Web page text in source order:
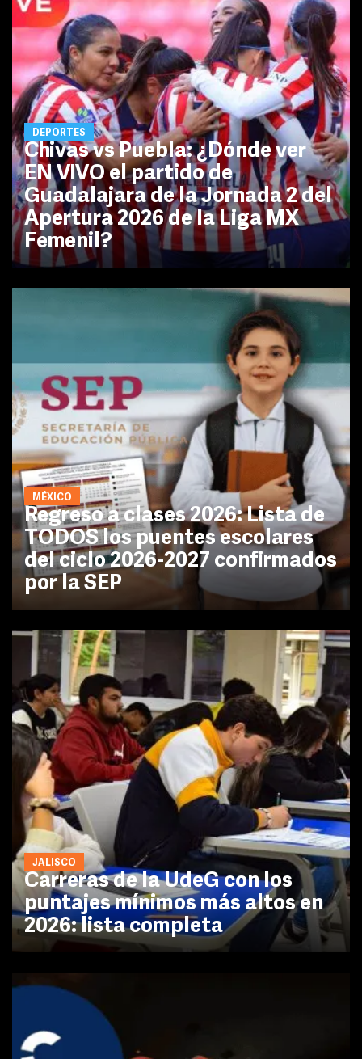
DEPORTES
Chivas vs Puebla: ¿Dónde ver
EN VIVO el partido de
Guadalajara de la Jornada 2 del
Apertura 2026 de la Liga MX
Femenil?
MÉXICO
Regreso a clases 2026: Lista de
TODOS los puentes escolares
del ciclo 2026-2027 confirmados
por la SEP
JALISCO
Carreras de la UdeG con los
puntajes mínimos más altos en
2026: lista completa